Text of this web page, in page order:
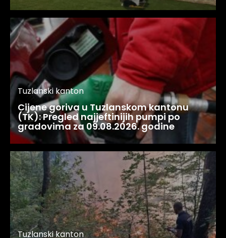
Tuzlanski kanton
Cijene goriva u Tuzlanskom kantonu
(TK): Pregled najjeftinijih pumpi po
gradovima za 09.08.2026. godine
Tuzlanski kanton